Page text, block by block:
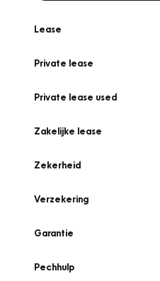
Lease
Private lease
Private lease used
Zakelijke lease
Zekerheid
Verzekering
Garantie
Pechhulp